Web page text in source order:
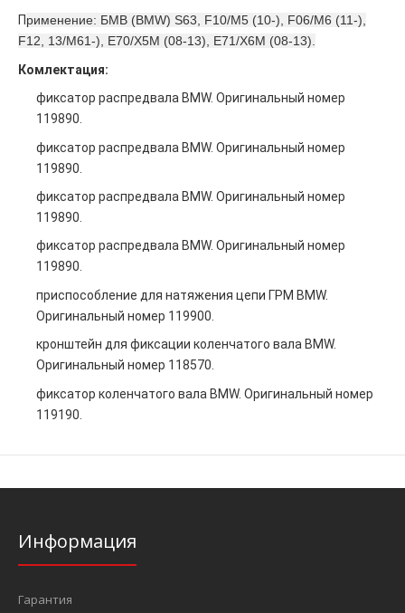
Применение: БМВ (BMW) S63, F10/M5 (10-), F06/M6 (11-),
F12, 13/M61-), E70/X5M (08-13), E71/X6M (08-13).
Комлектация:
фиксатор распредвала BMW. Оригинальный номер
119890.
фиксатор распредвала BMW. Оригинальный номер
119890.
фиксатор распредвала BMW. Оригинальный номер
119890.
фиксатор распредвала BMW. Оригинальный номер
119890.
приспособление для натяжения цепи ГРМ BMW.
Оригинальный номер 119900.
кронштейн для фиксации коленчатого вала BMW.
Оригинальный номер 118570.
фиксатор коленчатого вала BMW. Оригинальный номер
119190.
Информация
Гарантия